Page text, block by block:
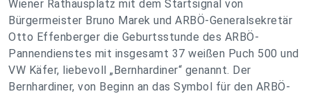
Wiener Rathausplatz mit dem Startsignal von
Bürgermeister Bruno Marek und ARBÖ-Generalsekretär
Otto Effenberger die Geburtsstunde des ARBÖ-
Pannendienstes mit insgesamt 37 weißen Puch 500 und
VW Käfer, liebevoll „Bernhardiner“ genannt. Der
Bernhardiner, von Beginn an das Symbol für den ARBÖ-